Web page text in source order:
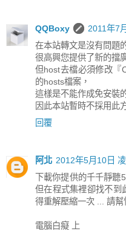
QQBoxy
2011年7
在本站轉文是沒有問題
很高興您提供了新的擋
但host去檔必須修改『
的hosts檔案，
這樣是不能作成免安裝
因此本站暫時不採用此
回覆
阿北 2012年5月10日
下載你提供的千千靜
但在程式集裡卻找不到
得重解壓縮一次 ... 請
電腦白癡 上